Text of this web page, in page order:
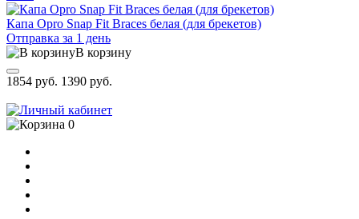
Капа Opro Snap Fit Braces белая (для брекетов)
Отправка за 1 день
В корзину
1854 руб. 1390 руб.
0